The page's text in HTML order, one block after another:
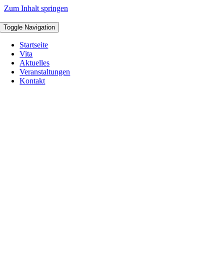
Zum Inhalt springen
Toggle Navigation
Startseite
Vita
Aktuelles
Veranstaltungen
Kontakt